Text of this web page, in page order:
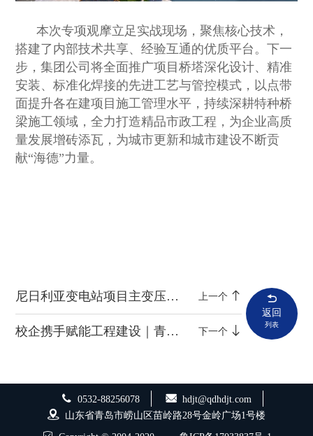
本次专项观摩立足实战现场，聚焦核心技术，
搭建了内部技术共享、经验互通的优质平台。下一
步，集团公司将全面推广项目桥塔深化设计、精准
安装、标准化焊接的先进工艺与管控模式，以点带
面提升各在建项目施工管理水平，持续深耕特种桥
梁施工领域，全力打造精品市政工程，为企业高质
量发展增砖添瓦，为城市更新和城市建设不断贡
献“海德”力量。
尼日利亚变电站项目主变压器等设备安装工作高效有序推进 上一个
校企携手赋能工程建设｜青岛理工大学师生走进海德集团科苑经七路桥项目观摩研学 下一个
返回
列表
0532-88256078
hdjt@qdhdjt.com
山东省青岛市崂山区苗岭路28号金岭广场1号楼